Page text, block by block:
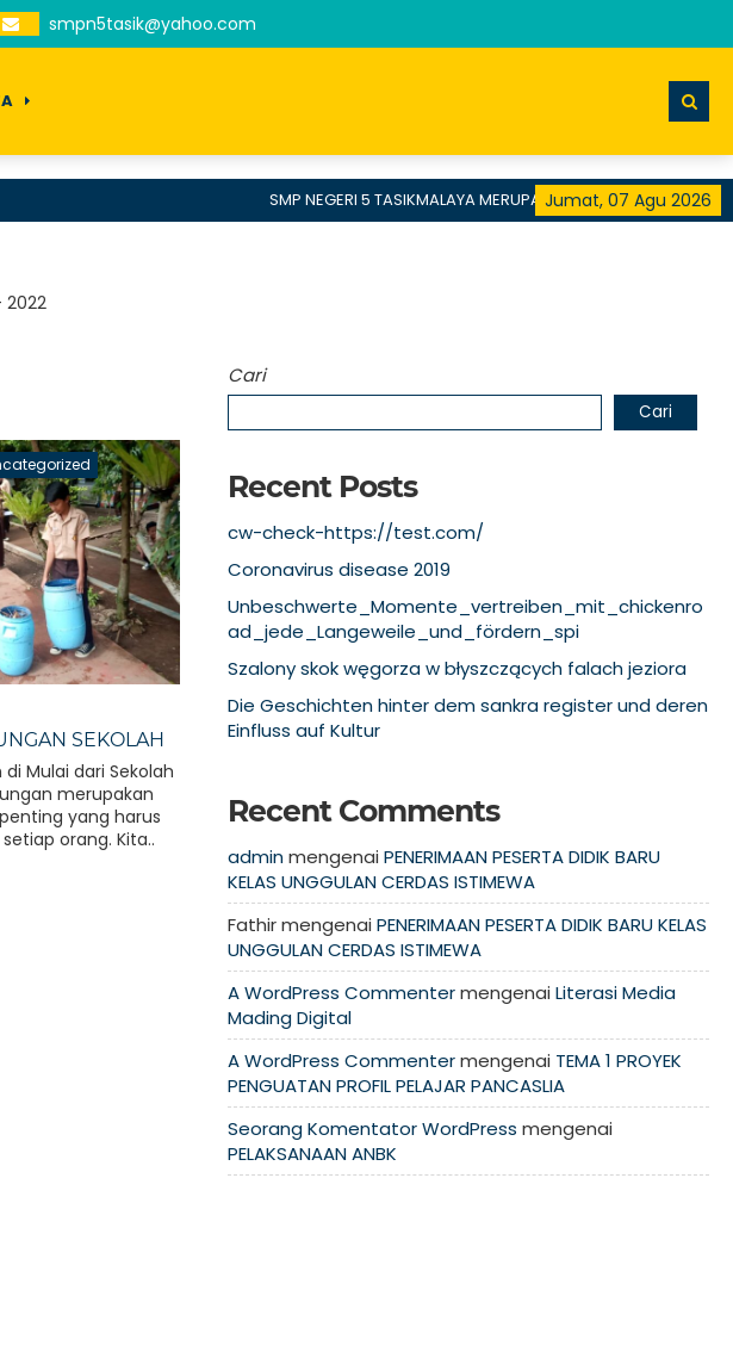
smpn5tasik@yahoo.com
Jumat, 07 Agu 2026
SMP NEGERI 5 TASIKMALAYA MERUPAKAN SEKOLAH TERBAIK
2022
SEKOLAH
Mulai dari Sekolah
merupakan
yang harus
orang. Kita..
Cari
Cari
Recent Posts
cw-check-https://test.com/
Coronavirus disease 2019
Unbeschwerte_Momente_vertreiben_mit_chickenro
ad_jede_Langeweile_und_fördern_spi
Szalony skok węgorza w błyszczących falach jeziora
Die Geschichten hinter dem sankra register und deren
Einfluss auf Kultur
Recent Comments
adminmengenaiPENERIMAAN PESERTA DIDIK BARU
KELAS UNGGULAN CERDAS ISTIMEWA
FathirmengenaiPENERIMAAN PESERTA DIDIK BARU KELAS
UNGGULAN CERDAS ISTIMEWA
A WordPress CommentermengenaiLiterasi Media
Mading Digital
A WordPress Commentermengenai TEMA 1 PROYEK
PENGUATAN PROFIL PELAJAR PANCASLIA
Seorang Komentator WordPress mengenai
PELAKSANAAN ANBK